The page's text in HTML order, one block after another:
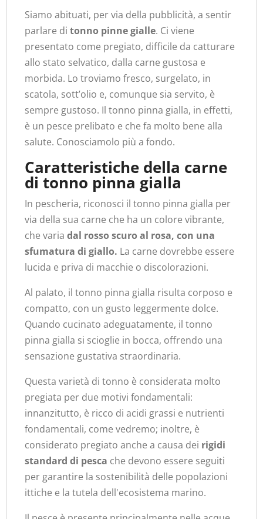
Siamo abituati, per via della pubblicità, a sentir
parlare ditonno pinne gialle. Ci viene
presentato come pregiato, difficile da catturare
allo stato selvatico, dalla carne gustosa e
morbida. Lo troviamo fresco, surgelato, in
scatola, sott’olio e, comunque sia servito, è
sempre gustoso. Il tonno pinna gialla, in effetti,
è un pesce prelibato e che fa molto bene alla
salute. Conosciamolo più a fondo.
Caratteristiche della carne
di tonno pinna gialla
In pescheria, riconosci il tonno pinna gialla per
via della sua carne che ha un colore vibrante,
che variadal rosso scuro al rosa, con una
sfumatura di giallo. La carne dovrebbe essere
lucida e priva di macchie o discolorazioni.
Al palato, il tonno pinna gialla risulta corposo e
compatto, con un gusto leggermente dolce.
Quando cucinato adeguatamente, il tonno
pinna gialla si scioglie in bocca, offrendo una
sensazione gustativa straordinaria.
Questa varietà di tonno è considerata molto
pregiata per due motivi fondamentali:
innanzitutto, è ricco di acidi grassi e nutrienti
fondamentali, come vedremo; inoltre, è
considerato pregiato anche a causa dei rigidi
standard di pesca che devono essere seguiti
per garantire la sostenibilità delle popolazioni
ittiche e la tutela dell'ecosistema marino.